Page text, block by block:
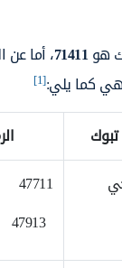
هو71411، أما عن
فهي كما يلي:[1]
47711
47913